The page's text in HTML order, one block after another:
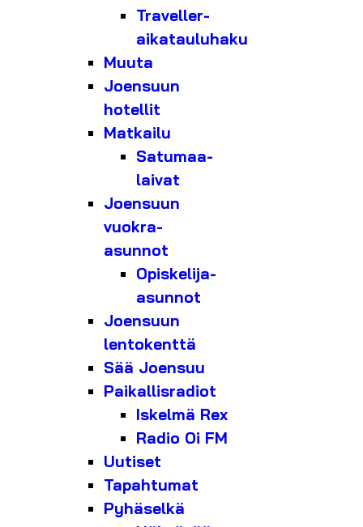
Traveller-
aikatauluhaku
Muuta
Joensuun
hotellit
Matkailu
Satumaa-
laivat
Joensuun
vuokra-
asunnot
Opiskelija-
asunnot
Joensuun
lentokenttä
Sää Joensuu
Paikallisradiot
Iskelmä Rex
Radio Oi FM
Uutiset
Tapahtumat
Pyhäselkä